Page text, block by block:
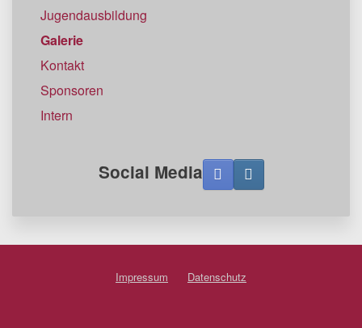
Jugendausbildung
Galerie
Kontakt
Sponsoren
Intern
Social Media
Impressum Datenschutz